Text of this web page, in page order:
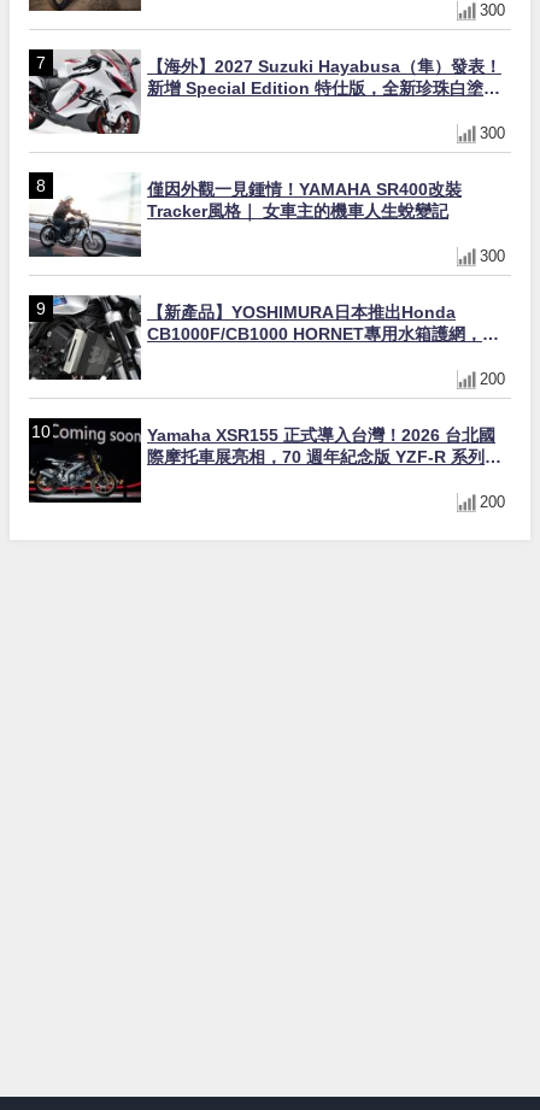
300
【海外】2027 Suzuki Hayabusa（隼）發表！
新增 Special Edition 特仕版，全新珍珠白塗裝
300
僅因外觀一見鍾情！YAMAHA SR400改裝
Tracker風格｜ 女車主的機車人生蛻變記
300
【新產品】YOSHIMURA日本推出Honda
CB1000F/CB1000 HORNET專用水箱護網，六
200
Yamaha XSR155 正式導入台灣！2026 台北國
際摩托車展亮相，70 週年紀念版 YZF-R 系列限
200